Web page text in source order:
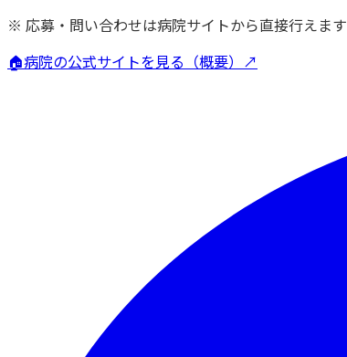
※ 応募・問い合わせは病院サイトから直接行えます
🏠病院の公式サイトを見る（概要）↗